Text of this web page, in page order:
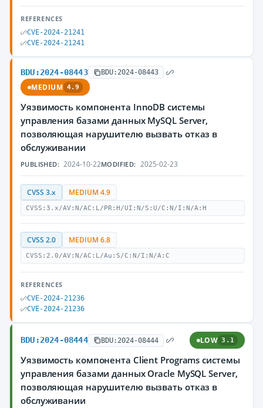
REFERENCES
CVE-2024-21241
CVE-2024-21241
BDU:2024-08443 BDU:2024-08443
MEDIUM 4.9
Уязвимость компонента InnoDB системы
управления базами данных MySQL Server,
позволяющая нарушителю вызвать отказ в
обслуживании
PUBLISHED: 2024-10-22MODIFIED: 2025-02-23
CVSS 3.x MEDIUM 4.9
CVSS:3.x/AV:N/AC:L/PR:H/UI:N/S:U/C:N/I:N/A:H
CVSS 2.0 MEDIUM 6.8
CVSS:2.0/AV:N/AC:L/Au:S/C:N/I:N/A:C
REFERENCES
CVE-2024-21236
CVE-2024-21236
BDU:2024-08444 BDU:2024-08444 LOW 3.1
Уязвимость компонента Client Programs системы
управления базами данных Oracle MySQL Server,
позволяющая нарушителю вызвать отказ в
обслуживании